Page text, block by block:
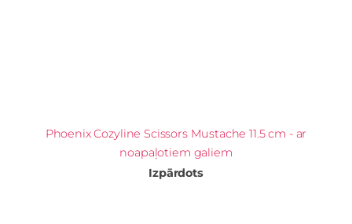
Phoenix Cozyline Scissors Mustache 11.5 cm - ar
noapaļotiem galiem
Izpārdots